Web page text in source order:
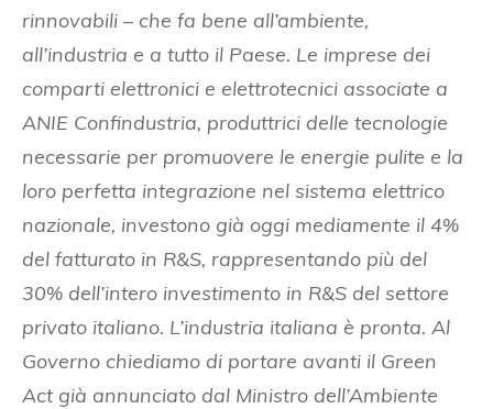
rinnovabili – che fa bene all’ambiente,
all’industria e a tutto il Paese. Le imprese dei
comparti elettronici e elettrotecnici associate a
ANIE Confindustria, produttrici delle tecnologie
necessarie per promuovere le energie pulite e la
loro perfetta integrazione nel sistema elettrico
nazionale, investono già oggi mediamente il 4%
del fatturato in R&S, rappresentando più del
30% dell’intero investimento in R&S del settore
privato italiano. L’industria italiana è pronta. Al
Governo chiediamo di portare avanti il Green
Act già annunciato dal Ministro dell’Ambiente